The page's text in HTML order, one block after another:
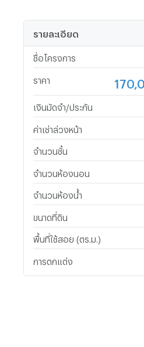
รายละเอียด
ชื่อโครงการ
ราคา
เงินมัดจำ/ประกัน
ค่าเช่าล่วงหน้า
จำนวนชั้น
จำนวนห้องนอน
จำนวนห้องน้ำ
ขนาดที่ดิน
พื้นที่ใช้สอย (ตร.ม.)
การตกแต่ง